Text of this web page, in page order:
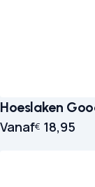
Hoeslaken
Vanaf€ 18,95